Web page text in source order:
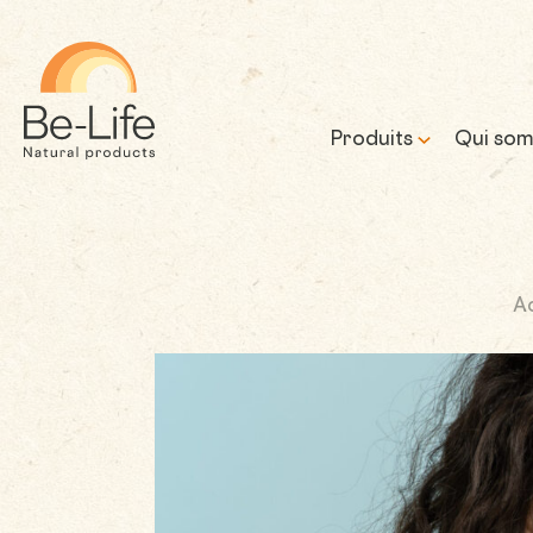
Produits Qui